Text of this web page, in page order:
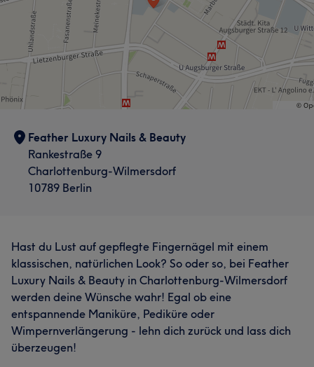
Feather Luxury Nails & Beauty
Rankestraße 9
Charlottenburg-Wilmersdorf
10789 Berlin
Hast du Lust auf gepflegte Fingernägel mit einem
klassischen, natürlichen Look? So oder so, bei Feather
Luxury Nails & Beauty in Charlottenburg-Wilmersdorf
werden deine Wünsche wahr! Egal ob eine
entspannende Maniküre, Pediküre oder
Wimpernverlängerung - lehn dich zurück und lass dich
überzeugen!